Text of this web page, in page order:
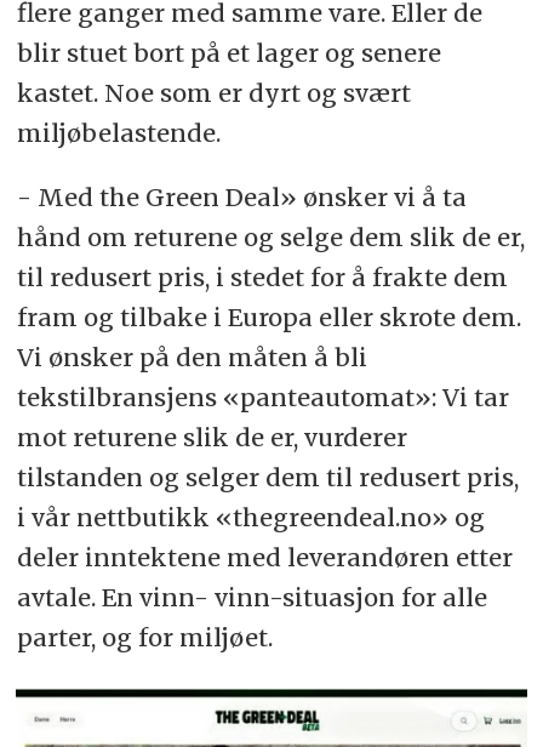
flere ganger med samme vare. Eller de
blir stuet bort på et lager og senere
kastet. Noe som er dyrt og svært
miljøbelastende.
- Med the Green Deal» ønsker vi å ta
hånd om returene og selge dem slik de er,
til redusert pris, i stedet for å frakte dem
fram og tilbake i Europa eller skrote dem.
Vi ønsker på den måten å bli
tekstilbransjens «panteautomat»: Vi tar
mot returene slik de er, vurderer
tilstanden og selger dem til redusert pris,
i vår nettbutikk «thegreendeal.no» og
deler inntektene med leverandøren etter
avtale. En vinn- vinn-situasjon for alle
parter, og for miljøet.